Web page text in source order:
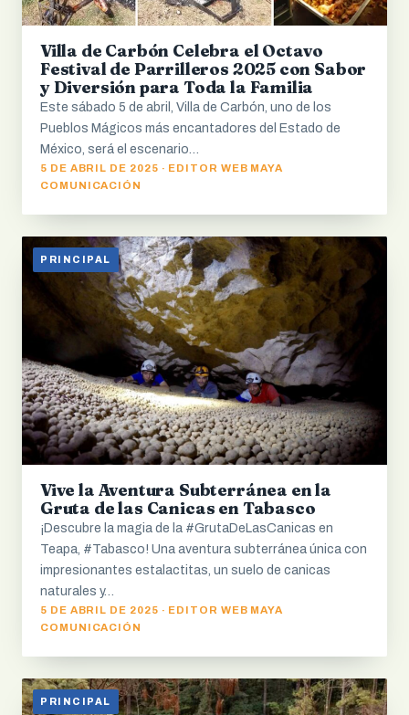
Villa de Carbón Celebra el Octavo
Festival de Parrilleros 2025 con Sabor
y Diversión para Toda la Familia
Este sábado 5 de abril, Villa de Carbón, uno de los
Pueblos Mágicos más encantadores del Estado de
México, será el escenario…
5 DE ABRIL DE 2025 · EDITOR WEB MAYA
COMUNICACIÓN
PRINCIPAL
Vive la Aventura Subterránea en la
Gruta de las Canicas en Tabasco
¡Descubre la magia de la #GrutaDeLasCanicas en
Teapa, #Tabasco! Una aventura subterránea única con
impresionantes estalactitas, un suelo de canicas
naturales y…
5 DE ABRIL DE 2025 · EDITOR WEB MAYA
COMUNICACIÓN
PRINCIPAL